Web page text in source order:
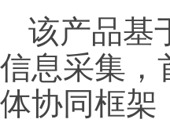
该产品基
信息采集，
体协同框架